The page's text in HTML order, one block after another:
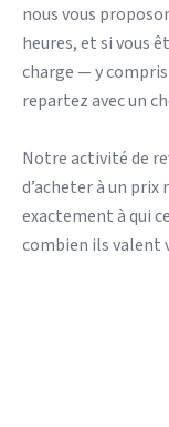
nous vous
heures, et si vous
charge — y
repartez avec un
Notre activité de
d’acheter à un prix
exactement à qui
combien ils valent